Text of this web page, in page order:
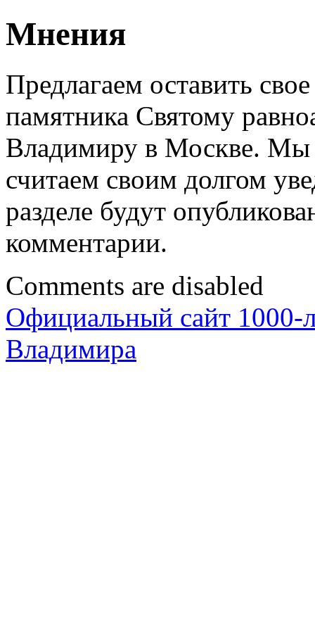
Мнения
Предлагаем оставить
памятника Святому
Владимиру в Москве. Мы
считаем своим долгом
разделе будут
комментарии.
Comments are disabled
Официальный сайт 1000-
Владимира